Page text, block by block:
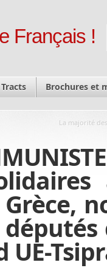
Français !
Tracts Brochures et
La majorité